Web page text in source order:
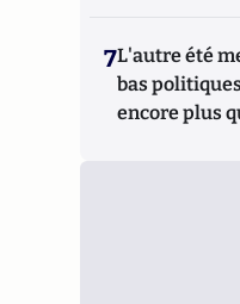
7L'autre été
bas
encore plus